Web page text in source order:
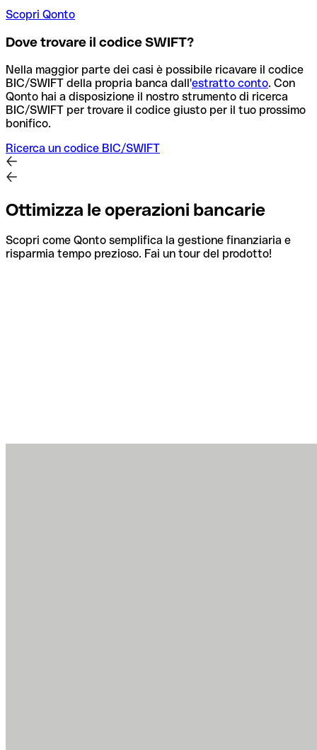
Scopri Qonto
Dove trovare il codice SWIFT?
Nella maggior parte dei casi è possibile ricavare il codice
BIC/SWIFT della propria banca dall'estratto conto. Con
Qonto hai a disposizione il nostro strumento di ricerca
BIC/SWIFT per trovare il codice giusto per il tuo prossimo
bonifico.
Ricerca un codice BIC/SWIFT
Ottimizza le operazioni bancarie
Scopri come Qonto semplifica la gestione finanziaria e
risparmia tempo prezioso. Fai un tour del prodotto!